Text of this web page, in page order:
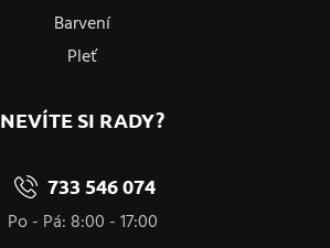
Barvení
Pleť
NEVÍTE SI RADY?
733 546 074
Po - Pá: 8:00 - 17:00